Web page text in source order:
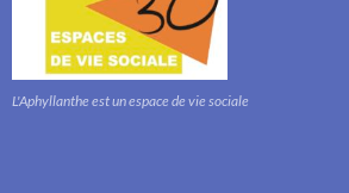
L'Aphyllanthe est un espace de vie sociale